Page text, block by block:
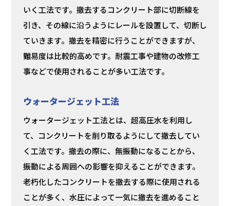
いく工法です。撤去するコンクリート部に切断線を
引き、その線に沿うようにレールを設置して、切断し
ていきます。撤去を精密に行うことができますが、
難易度は比較的高めです。耐震工事や建物の改修工
事などで使用されることが多い工法です。
ウォータージェット工法
ウォータージェット工法とは、超高圧水を利用し
て、コンクリートを削り取るようにして撤去してい
く工法です。撤去の際に、無振動になることから、
振動による周囲への影響を抑えることができます。
老朽化したコンクリートを撤去する際に使用される
ことが多く、水圧によって一気に撤去を進めること